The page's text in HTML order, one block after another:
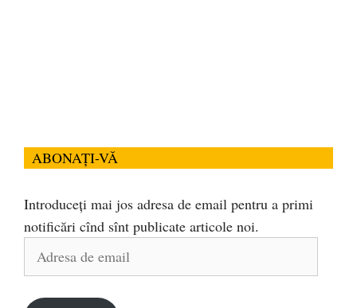
ABONAȚI-VĂ
Introduceți mai jos adresa de email pentru a primi
notificări cînd sînt publicate articole noi.
Adresa